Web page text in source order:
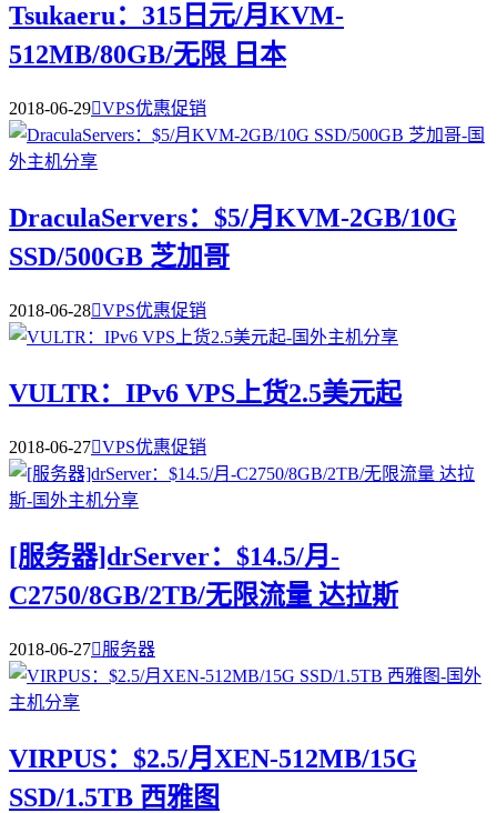
Tsukaeru：315日元/月KVM-
512MB/80GB/无限 日本
2018-06-29VPS优惠促销
DraculaServers：$5/月KVM-2GB/10G
SSD/500GB 芝加哥
2018-06-28VPS优惠促销
VULTR：IPv6 VPS上货2.5美元起
2018-06-27VPS优惠促销
[服务器]drServer：$14.5/月-
C2750/8GB/2TB/无限流量 达拉斯
2018-06-27服务器
VIRPUS：$2.5/月XEN-512MB/15G
SSD/1.5TB 西雅图